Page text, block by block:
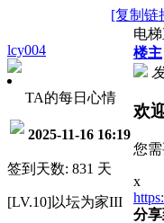
[复制链
lcy004
TA的每日心情
2025-11-16 16:19
签到天数: 831 天
[LV.10]以坛为家III
电
楼主
欢
您
x
分